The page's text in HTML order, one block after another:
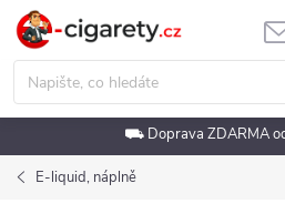
Přejít
obsah
⛟ Doprava ZDARMA
E-liquid, náplně